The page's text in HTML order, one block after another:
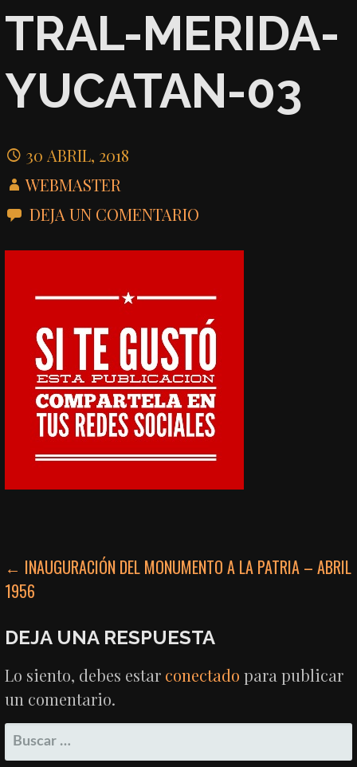
TRAL-MERIDA-
YUCATAN-03
30 ABRIL, 2018
WEBMASTER
DEJA UN COMENTARIO
NAVEGACIÓN
DE
ENTRADAS
← INAUGURACIÓN DEL MONUMENTO A LA PATRIA – ABRIL
1956
DEJA UNA RESPUESTA
Lo siento, debes estar conectado para publicar
un comentario.
BUSCAR: